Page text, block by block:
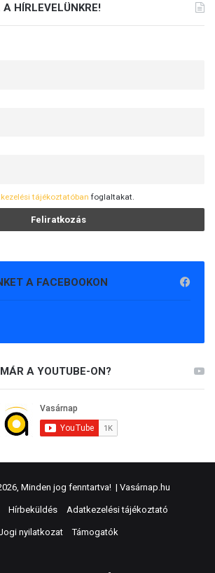
HÍRLEVELÜNKRE!
tájékoztatóban foglaltakat.
A FACEBOOKON
A YOUTUBE-ON?
Minden jog fenntartva! | Vasárnap.hu
Hírbeküldés Adatkezelési tájékoztató
nyilatkozat Támogatók